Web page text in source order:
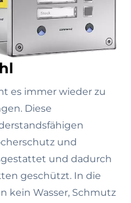
es immer wieder zu
Diese
und
und dadurch
geschützt. In die
kein Wasser, Schmutz